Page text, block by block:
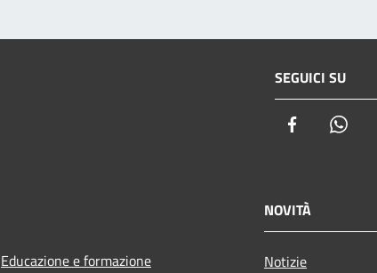
SEGUICI SU
Facebook
Educazione e formazione
NOVITÀ
Notizie